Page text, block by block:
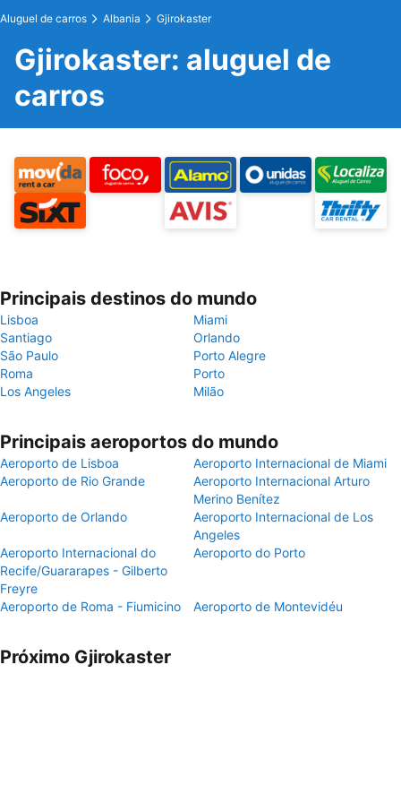
Aluguel de carros Albania Gjirokaster
Gjirokaster: aluguel de
carros
Principais destinos do mundo
Lisboa
Miami
Santiago
Orlando
São Paulo
Porto Alegre
Roma
Porto
Los Angeles
Milão
Principais aeroportos do mundo
Aeroporto de Lisboa
Aeroporto Internacional de Miami
Aeroporto de Rio Grande
Aeroporto Internacional Arturo
Merino Benítez
Aeroporto de Orlando
Aeroporto Internacional de Los
Angeles
Aeroporto Internacional do
Recife/Guararapes - Gilberto
Freyre
Aeroporto do Porto
Aeroporto de Roma - Fiumicino Aeroporto de Montevidéu
Próximo Gjirokaster